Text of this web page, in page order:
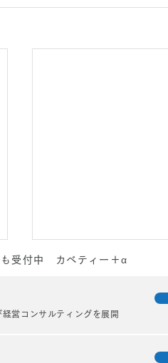
も受付中 カベティー＋α
営コンサルティングを展開